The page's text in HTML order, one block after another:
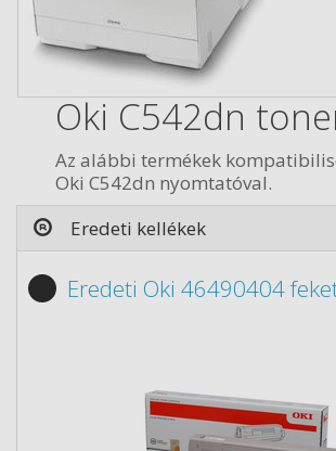
Oki C542dn
Az alábbi termékek
Oki C542dn nyomtatóval.
Eredeti kellékek
Eredeti Oki 46490404